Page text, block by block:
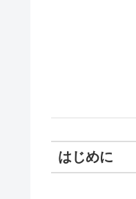
はじめに